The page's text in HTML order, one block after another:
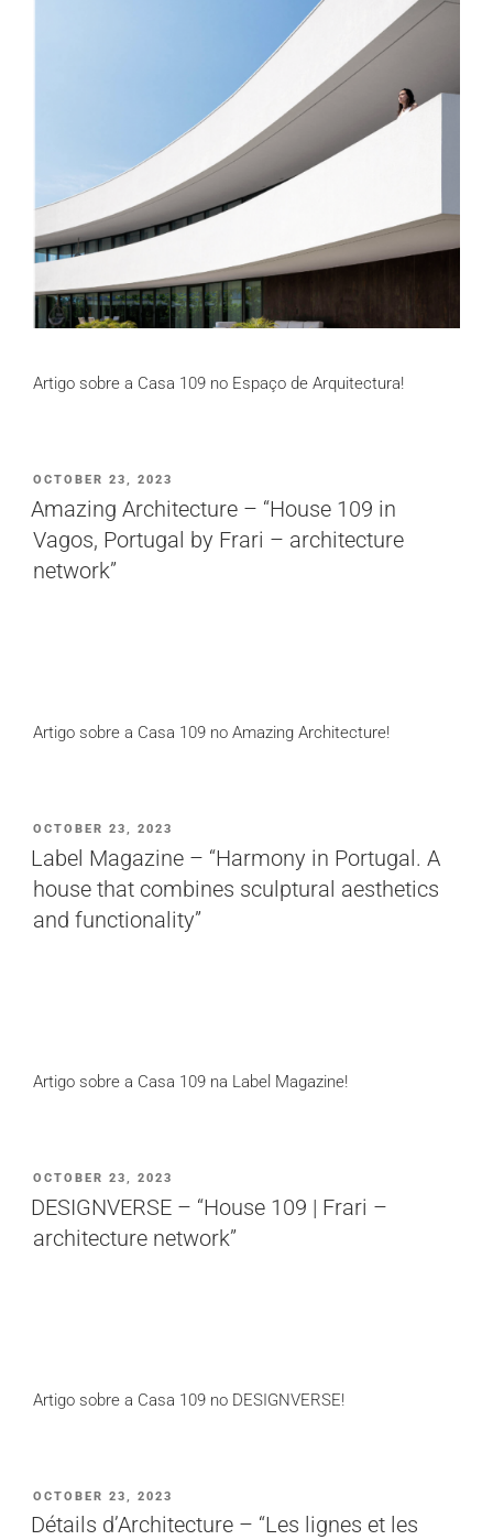
Artigo sobre a Casa 109 no Espaço de Arquitectura!
PUBLICADO
EM
OCTOBER 23, 2023
Amazing Architecture – “House 109 in
Vagos, Portugal by Frari – architecture
network”
Artigo sobre a Casa 109 no Amazing Architecture!
PUBLICADO
EM
OCTOBER 23, 2023
Label Magazine – “Harmony in Portugal. A
house that combines sculptural aesthetics
and functionality”
Artigo sobre a Casa 109 na Label Magazine!
PUBLICADO
EM
OCTOBER 23, 2023
DESIGNVERSE – “House 109 | Frari –
architecture network”
Artigo sobre a Casa 109 no DESIGNVERSE!
PUBLICADO
EM
OCTOBER 23, 2023
Détails d’Architecture – “Les lignes et les